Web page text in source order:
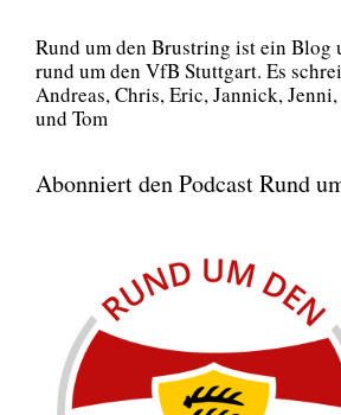
Rund um den Brust­ring ist ein Blog
rund um den VfB Stutt­gart. Es
Andre­as, Chris, Eric, Jan­nick,
und Tom
Abonniert den Podcast Rund